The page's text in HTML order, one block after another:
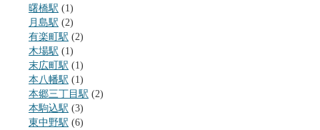
曙橋駅 (1)
月島駅 (2)
有楽町駅 (2)
木場駅 (1)
末広町駅 (1)
本八幡駅 (1)
本郷三丁目駅 (2)
本駒込駅 (3)
東中野駅 (6)